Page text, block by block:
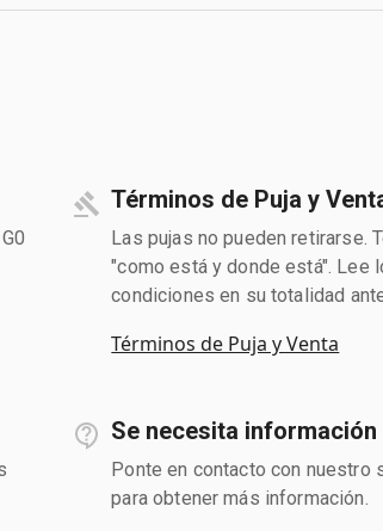
Términos de Puja y
Las pujas no pueden retirarse.
"como está y donde está". Lee
condiciones en su totalidad
Términos de Puja y Venta
Se necesita
Ponte en contacto con nuestro
para obtener más información.